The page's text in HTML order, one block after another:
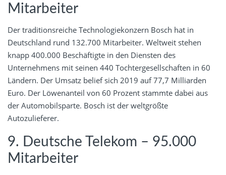
Mitarbeiter
Der traditionsreiche Technologiekonzern Bosch hat in
Deutschland rund 132.700 Mitarbeiter. Weltweit stehen
knapp 400.000 Beschäftigte in den Diensten des
Unternehmens mit seinen 440 Tochtergesellschaften in 60
Ländern. Der Umsatz belief sich 2019 auf 77,7 Milliarden
Euro. Der Löwenanteil von 60 Prozent stammte dabei aus
der Automobilsparte. Bosch ist der weltgrößte
Autozulieferer.
9. Deutsche Telekom – 95.000
Mitarbeiter